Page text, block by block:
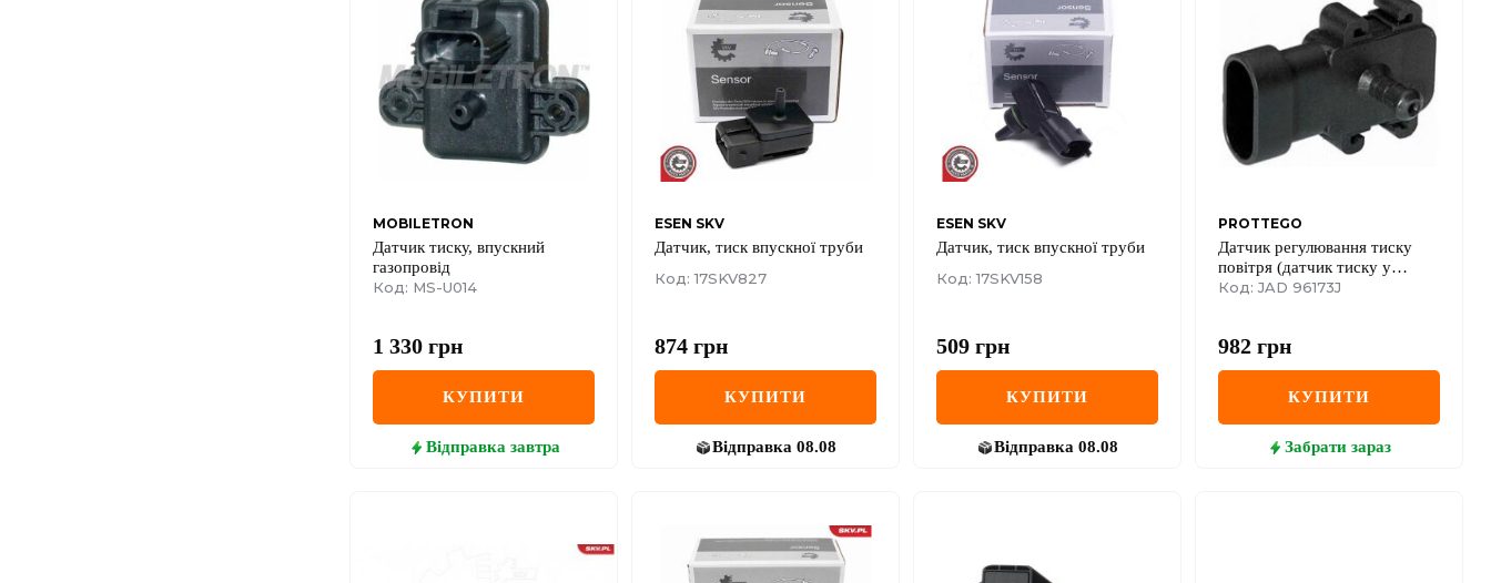
MOBILETRON
Датчик тиску, впускний
газопровід
Код: MS-U014
1 330 грн
КУПИТИ
Відправка завтра
ESEN SKV
Датчик, тиск впускної труби
Код: 17SKV827
874 грн
КУПИТИ
Відправка 08.08
ESEN SKV
Датчик, тиск впускної труби
Код: 17SKV158
509 грн
КУПИТИ
Відправка 08.08
PROTTEGO
Датчик регулювання тиску
повітря (датчик тиску у
впускному колекторі, датчик
Код: JAD 96173J
982 грн
КУПИТИ
Забрати зараз